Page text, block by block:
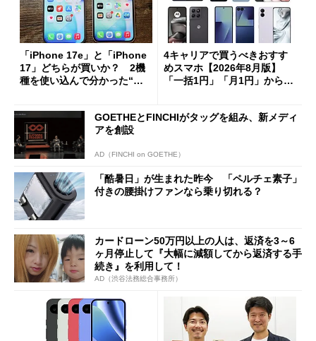
「iPhone 17e」と「iPhone
17」どちらが買いか？ 2機
種を使い込んで分かった“ス
4キャリアで買うべきおすす
めスマホ【2026年8月版】
「一括1円」「月1円」からお
GOETHEとFINCHIがタッグを組み、新メディ
アを創設
AD（FINCHI on GOETHE）
「酷暑日」が生まれた昨今 「ペルチェ素子」
付きの腰掛けファンなら乗り切れる？
カードローン50万円以上の人は、返済を3～6
ヶ月停止して『大幅に減額してから返済する手
続き』を利用して！
AD（渋谷法務総合事務所）